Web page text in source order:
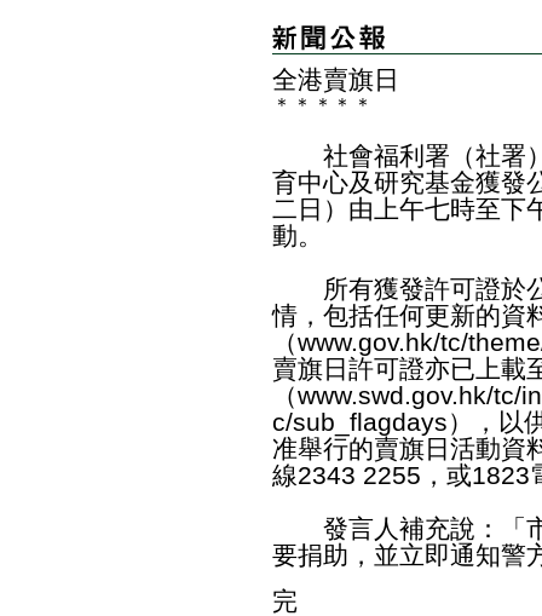
全港賣旗日
＊ ＊ ＊ ＊ ＊
社會福利署（社署）
育中心及研究基金獲發
二日）由上午七時至下
動。
所有獲發許可證於公
情，包括任何更新的資
（www.gov.hk/tc/
賣旗日許可證亦已上載
（www.swd.gov.hk/tc/
c/sub_flagdays），以
准舉行的賣旗日活動資
線2343 2255，或1823
發言人補充說：「市
要捐助，並立即通知警
完